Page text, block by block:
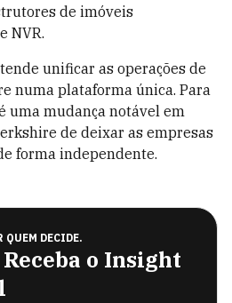
de imóveis
NVR.
unificar as operações de
numa plataforma única. Para
uma mudança notável em
de deixar as empresas
forma independente.
QUEM DECIDE.
o Insight